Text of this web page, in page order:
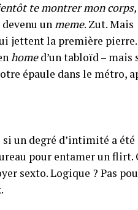
te montrer mon
unmeme. Zut. Mais
jettent la première
homed’un tabloïd – mais
épaule dans le métro,
si un degré d’intimité a
pour entamer un flirt.
sexto. Logique ? Pas